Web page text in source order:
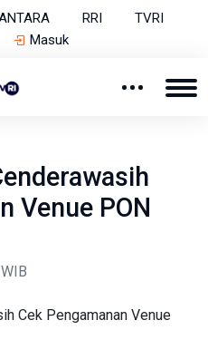
RRI
TVRI
Masuk
Venue PON